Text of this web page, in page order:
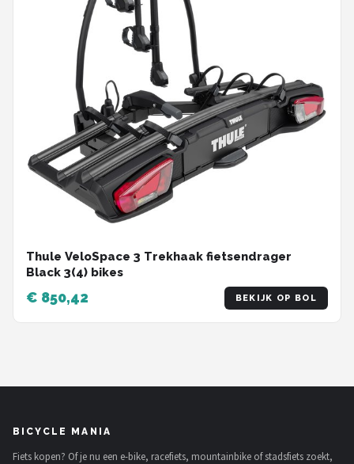
Thule VeloSpace 3 Trekhaak fietsendrager
Black 3(4) bikes
€ 850,42 BEKIJK OP BOL
BICYCLE MANIA
Fiets kopen? Of je nu een e-bike, racefiets, mountainbike of stadsfiets zoekt,